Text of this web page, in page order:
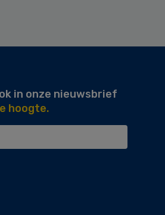
in onze nieuwsbrief
hoogte.